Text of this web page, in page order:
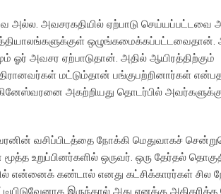
அல்ல. அவசரகதியில் ஏற்பாடு செய்யப்பட்டவை
ஒழுங்கமைக்கப்பட்டவைதான்.
ஓர் அவசர ஏற்பாடுதான். அதில் ஆயிரத்திற்கும்
மட்டும்தான் பங்குபற்றினார்கள்
அகற்றியது தொடர்பில்
வசிப்பிடத்தை நோக்கி மெதுவாகச்
உறுப்பினர்களில் ஒருவர். ஒரு தேர்தல்
என்னைக் கண்டால் எனது கட்சிக்காரர்கள் சில
இருந்தால் அது எனக்கு அதிகரித்த